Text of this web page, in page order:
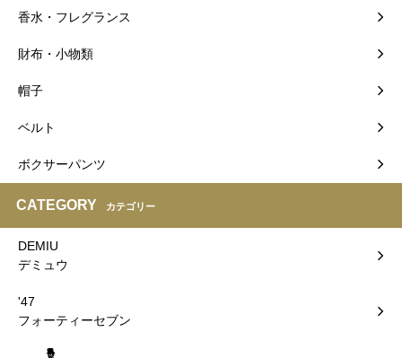
香水・フレグランス
財布・小物類
帽子
ベルト
ボクサーパンツ
CATEGORY カテゴリー
DEMIU
デミュウ
'47
フォーティーセブン